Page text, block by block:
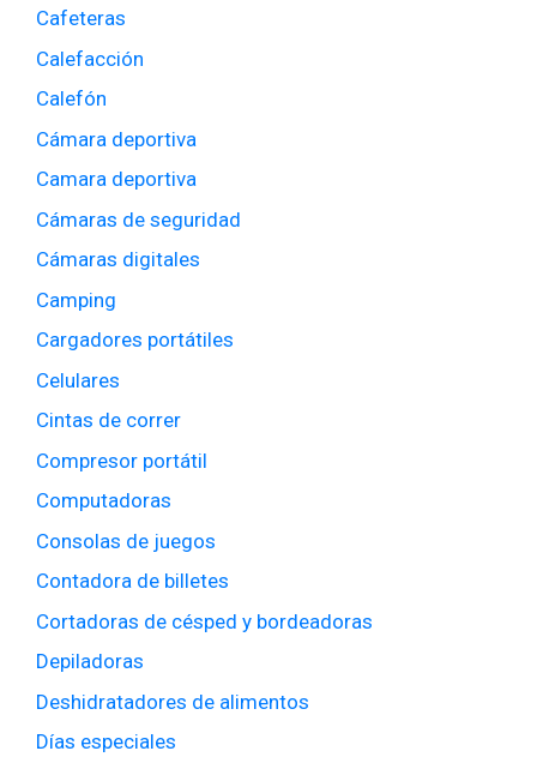
Cafeteras
Calefacción
Calefón
Cámara deportiva
Camara deportiva
Cámaras de seguridad
Cámaras digitales
Camping
Cargadores portátiles
Celulares
Cintas de correr
Compresor portátil
Computadoras
Consolas de juegos
Contadora de billetes
Cortadoras de césped y bordeadoras
Depiladoras
Deshidratadores de alimentos
Días especiales